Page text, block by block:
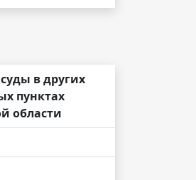
в других
пунктах
области